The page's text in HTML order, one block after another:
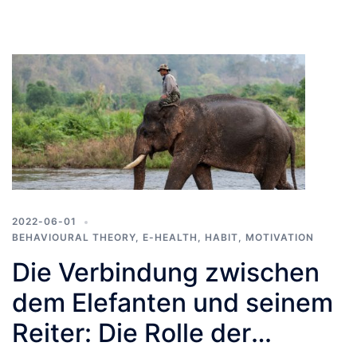
2022-06-01
BEHAVIOURAL THEORY, E-HEALTH , HABIT, MOTIVATION
Die Verbindung zwischen
dem Elefanten und seinem
Reiter: Die Rolle der